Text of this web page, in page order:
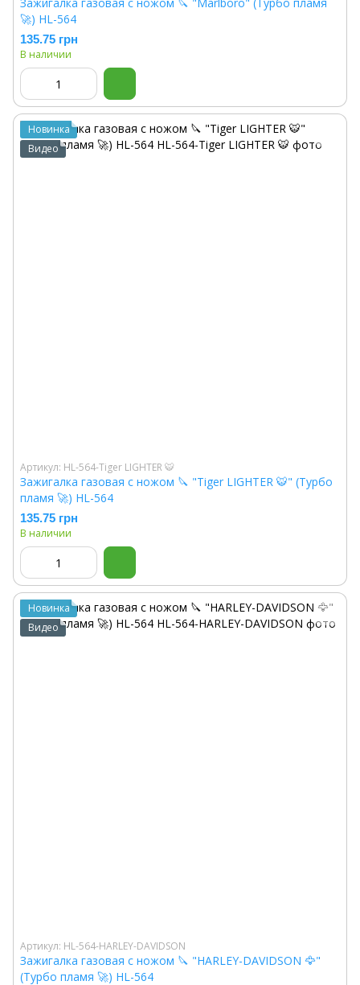
🚀) HL-564
135.75 грн
В наличии
Новинка
Видео
Артикул: HL-564-Tiger LIGHTER 🐯
Зажигалка газовая с ножом 🔪 "Tiger LIGHTER 🐯" (Турбо
пламя 🚀) HL-564
135.75 грн
В наличии
Новинка
Видео
Артикул: HL-564-HARLEY-DAVIDSON
Зажигалка газовая с ножом 🔪 "HARLEY-DAVIDSON 🦅"
(Турбо пламя 🚀) HL-564